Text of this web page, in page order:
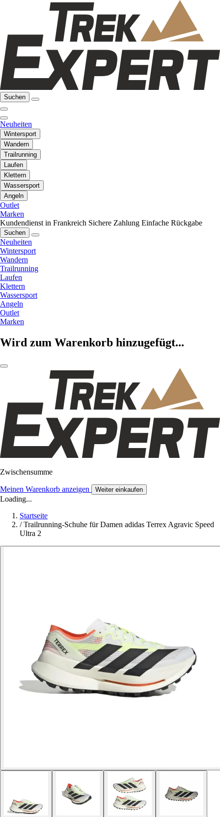
Suchen
Neuheiten
Wintersport
Wandern
Trailrunning
Laufen
Klettern
Wassersport
Angeln
Outlet
Marken
Kundendienst in Frankreich Sichere Zahlung Einfache Rückgabe
Suchen
Neuheiten
Wintersport
Wandern
Trailrunning
Laufen
Klettern
Wassersport
Angeln
Outlet
Marken
Wird zum Warenkorb hinzugefügt...
Zwischensumme
Meinen Warenkorb anzeigen Weiter einkaufen
Loading...
Startseite
/ Trailrunning-Schuhe für Damen adidas Terrex Agravic Speed
Ultra 2